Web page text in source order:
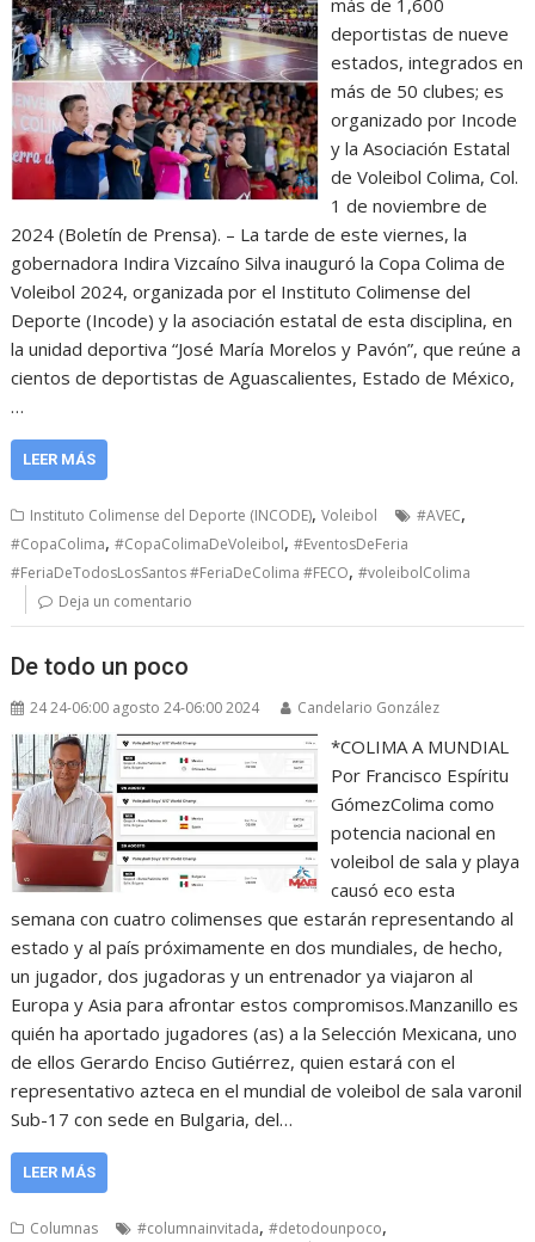
deportistas de nueve
estados, integrados en
más de 50 clubes; es
organizado por Incode
y la Asociación Estatal
de Voleibol Colima, Col.
1 de noviembre de
2024 (Boletín de Prensa). – La tarde de este viernes, la
gobernadora Indira Vizcaíno Silva inauguró la Copa Colima de
Voleibol 2024, organizada por el Instituto Colimense del
Deporte (Incode) y la asociación estatal de esta disciplina, en
la unidad deportiva “José María Morelos y Pavón”, que reúne a
cientos de deportistas de Aguascalientes, Estado de México,
…
LEER MÁS
Instituto Colimense del Deporte (INCODE),Voleibol #AVEC,
#CopaColima,#CopaColimaDeVoleibol,#EventosDeFeria
#FeriaDeTodosLosSantos #FeriaDeColima #FECO,#voleibolColima
Deja un comentario
De todo un poco
24 24-06:00 agosto 24-06:00 2024 Candelario González
*COLIMA A MUNDIAL
Por Francisco Espíritu
GómezColima como
potencia nacional en
voleibol de sala y playa
causó eco esta
semana con cuatro colimenses que estarán representando al
estado y al país próximamente en dos mundiales, de hecho,
un jugador, dos jugadoras y un entrenador ya viajaron al
Europa y Asia para afrontar estos compromisos.Manzanillo es
quién ha aportado jugadores (as) a la Selección Mexicana, uno
de ellos Gerardo Enciso Gutiérrez, quien estará con el
representativo azteca en el mundial de voleibol de sala varonil
Sub-17 con sede en Bulgaria, del…
LEER MÁS
Columnas #columnainvitada,#detodounpoco,